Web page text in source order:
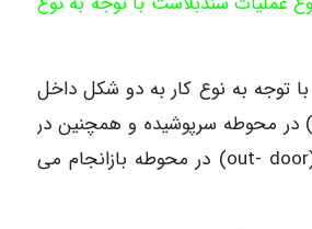
توجه به نوع کار به دو شکل داخل
ساختمان (in-door) در محوطه سرپوشیده و همچنین در
خارج از ساختمان (out- door) در محوطه بازانجام می